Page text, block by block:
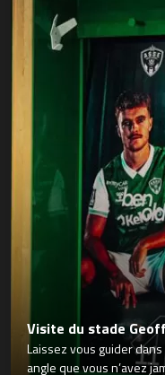
Visite du stade
Laissez vous guider
angle que vous n’avez